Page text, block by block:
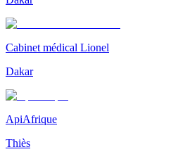
Cabinet médical Lionel
Dakar
ApiAfrique
Thiès